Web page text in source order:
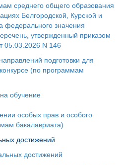
среднего общего образования
Белгородской, Курской и
федерального значения
утвержденный приказом
05.03.2026 N 146
подготовки для
(по программам
обучение
особых прав и особого
бакалавриата)
достижений
достижений